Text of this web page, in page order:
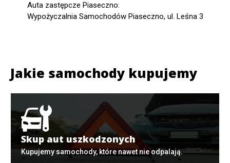
Auta zastępcze Piaseczno:
Wypożyczalnia Samochodów Piaseczno, ul. Leśna 3
Jakie samochody kupujemy
Skup aut uszkodzonych
Kupujemy samochody, które nawet nie odpalają.